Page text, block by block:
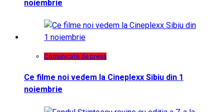
noiembrie
Comunicate de presa
Ce filme noi vedem la Cineplexx Sibiu din 1
noiembrie